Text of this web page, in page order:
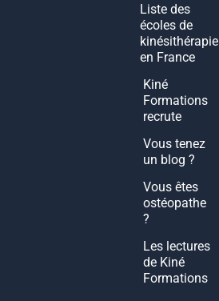
Liste des
écoles de
kinésithérapie
en France
Kiné
Formations
recrute
Vous tenez
un blog ?
Vous êtes
ostéopathe
?
Les lectures
de Kiné
Formations